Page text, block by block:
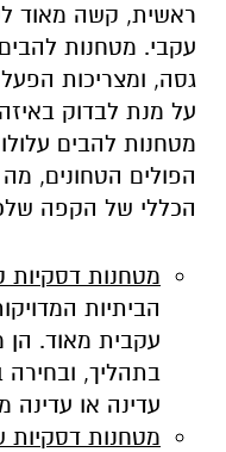
ראשית, קשה מאוד
עקבי. מטחנות להבים
גסה, ומצריכות
על מנת לבדוק
מטחנות להבים
הפולים הטחונים,
הכללי של הקפה
מטחנות דסקיות
הביתיות
עקבית מאוד.
בתהליך, ובחירה
עדינה או עדינה
מטחנות דסקיות